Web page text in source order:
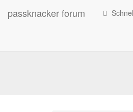
passknacker forum